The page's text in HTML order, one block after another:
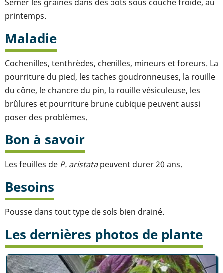
Semer les graines dans des pots sous couche froide, au
printemps.
Maladie
Cochenilles, tenthrèdes, chenilles, mineurs et foreurs. La
pourriture du pied, les taches goudronneuses, la rouille
du cône, le chancre du pin, la rouille vésiculeuse, les
brûlures et pourriture brune cubique peuvent aussi
poser des problèmes.
Bon à savoir
Les feuilles de P. aristatapeuvent durer 20 ans.
Besoins
Pousse dans tout type de sols bien drainé.
Les dernières photos de plante